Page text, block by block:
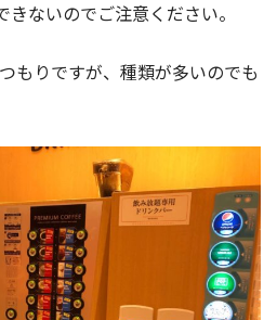
ないのでご注意ください。
もりですが、種類が多いのでも